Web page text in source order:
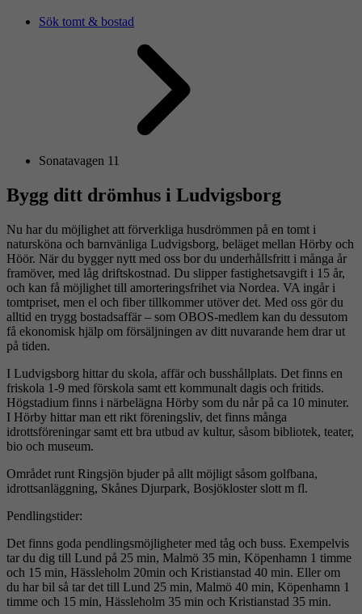
Sök tomt & bostad
Sonatavagen 11
Bygg ditt drömhus i Ludvigsborg
Nu har du möjlighet att förverkliga husdrömmen på en tomt i
natursköna och barnvänliga Ludvigsborg, beläget mellan Hörby och
Höör. När du bygger nytt med oss bor du underhållsfritt i många år
framöver, med låg driftskostnad. Du slipper fastighetsavgift i 15 år,
och kan få möjlighet till amorteringsfrihet via Nordea. VA ingår i
tomtpriset, men el och fiber tillkommer utöver det. Med oss gör du
alltid en trygg bostadsaffär – som OBOS-medlem kan du dessutom
få ekonomisk hjälp om försäljningen av ditt nuvarande hem drar ut
på tiden.
I Ludvigsborg hittar du skola, affär och busshållplats. Det finns en
friskola 1-9 med förskola samt ett kommunalt dagis och fritids.
Högstadium finns i närbelägna Hörby som du når på ca 10 minuter.
I Hörby hittar man ett rikt föreningsliv, det finns många
idrottsföreningar samt ett bra utbud av kultur, såsom bibliotek, teater,
bio och museum.
Området runt Ringsjön bjuder på allt möjligt såsom golfbana,
idrottsanläggning, Skånes Djurpark, Bosjökloster slott m fl.
Pendlingstider:
Det finns goda pendlingsmöjligheter med tåg och buss. Exempelvis
tar du dig till Lund på 25 min, Malmö 35 min, Köpenhamn 1 timme
och 15 min, Hässleholm 20min och Kristianstad 40 min. Eller om
du har bil så tar det till Lund 25 min, Malmö 40 min, Köpenhamn 1
timme och 15 min, Hässleholm 35 min och Kristianstad 35 min.